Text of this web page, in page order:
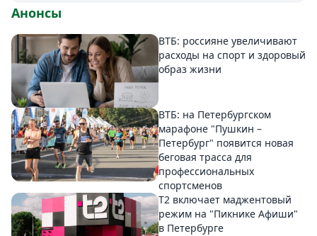
Анонсы
ВТБ: россияне увеличивают
расходы на спорт и здоровый
образ жизни
ВТБ: на Петербургском
марафоне "Пушкин –
Петербург" появится новая
беговая трасса для
профессиональных
спортсменов
Т2 включает маджентовый
режим на "Пикнике Афиши"
в Петербурге